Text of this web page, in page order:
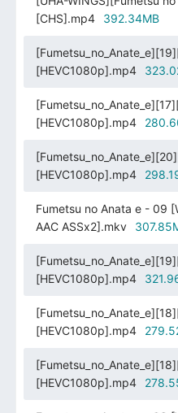
[CHS].mp4
392.34MB
[HEVC1080p].mp4
[HEVC1080p].mp4
[HEVC1080p].mp4
Fumetsu no Anata e - 09
AAC ASSx2].mkv
[HEVC1080p].mp4
[HEVC1080p].mp4
[HEVC1080p].mp4